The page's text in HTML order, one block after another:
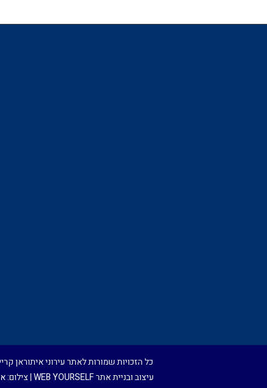
כל הזכויות שמורות לאתר עירוני איתוראן
עיצוב ובניית אתרWEB YOURSELF| צילום: